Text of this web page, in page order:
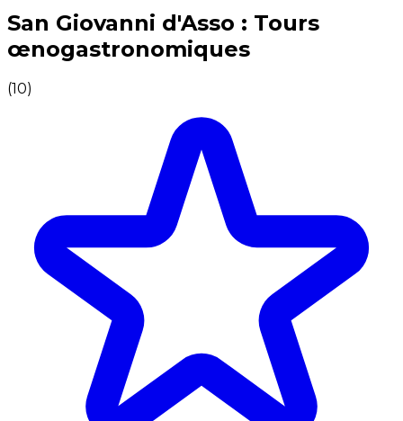
Expériences culinaires inoubliables : Expériences
San Giovanni d'Asso : Tours
œnogastronomiques
(10)